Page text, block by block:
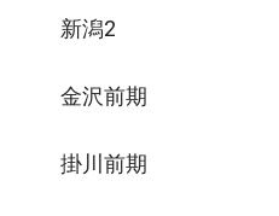
新潟2
金沢前期
掛川前期